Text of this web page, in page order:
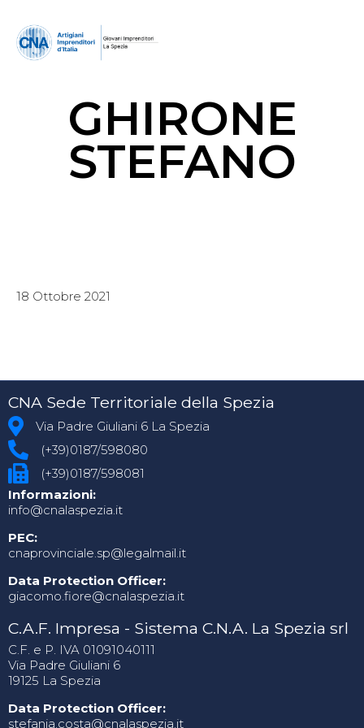
GHIRONE
STEFANO
18 Ottobre 2021
CNA Sede Territoriale della Spezia
Via Padre Giuliani 6 La Spezia
(+39)0187/598080
(+39)0187/598081
Informazioni:
info@cnalaspezia.it
PEC:
cnaprovinciale.sp@legalmail.it
Data Protection Officer:
giacomo.fiore@cnalaspezia.it
C.A.F. Impresa - Sistema C.N.A. La Spezia srl
C.F. e P. IVA 01091040111
Via Padre Giuliani 6
19125 La Spezia
Data Protection Officer:
stefania.costa@cnalaspezia.it